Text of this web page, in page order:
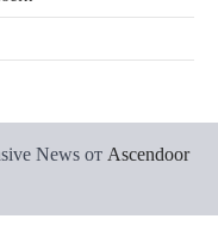
News от Ascendoor